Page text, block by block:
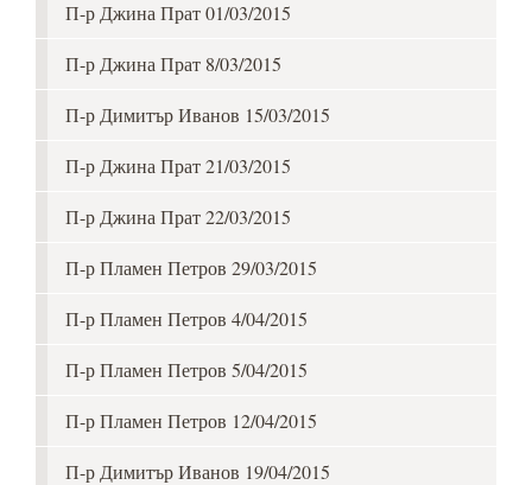
П-р Джина Прат 01/03/2015
П-р Джина Прат 8/03/2015
П-р Димитър Иванов 15/03/2015
П-р Джина Прат 21/03/2015
П-р Джина Прат 22/03/2015
П-р Пламен Петров 29/03/2015
П-р Пламен Петров 4/04/2015
П-р Пламен Петров 5/04/2015
П-р Пламен Петров 12/04/2015
П-р Димитър Иванов 19/04/2015